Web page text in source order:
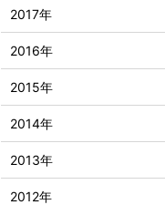
2017年
2016年
2015年
2014年
2013年
2012年